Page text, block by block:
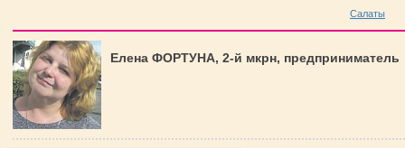
Салаты
Елена ФОРТУНА, 2-й мкрн, предприниматель